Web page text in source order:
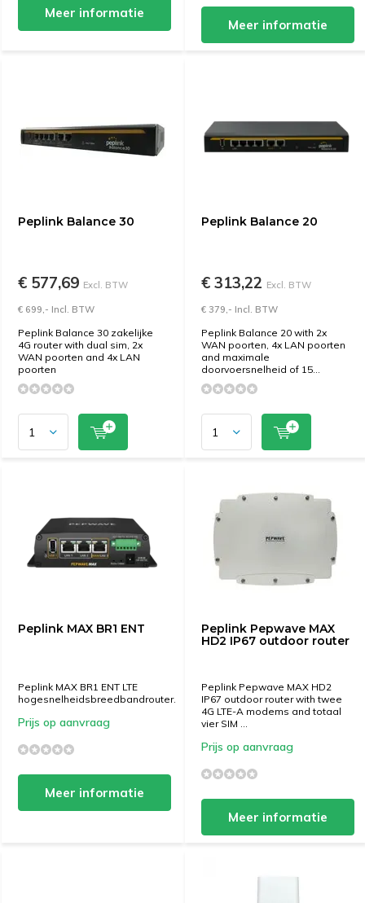
Meer informatie
Meer informatie
Peplink Balance 30
€ 577,69 Excl. BTW
€ 699,- Incl. BTW
Peplink Balance 30 zakelijke
4G router with dual sim, 2x
WAN poorten and 4x LAN
poorten
Peplink Balance 20
€ 313,22 Excl. BTW
€ 379,- Incl. BTW
Peplink Balance 20 with 2x
WAN poorten, 4x LAN poorten
and maximale
doorvoersnelheid of 15...
Peplink MAX BR1 ENT
Peplink MAX BR1 ENT LTE
hogesnelheidsbreedbandrouter.
Prijs op aanvraag
Meer informatie
Peplink Pepwave MAX
HD2 IP67 outdoor router
Peplink Pepwave MAX HD2
IP67 outdoor router with twee
4G LTE-A modems and totaal
vier SIM ...
Prijs op aanvraag
Meer informatie